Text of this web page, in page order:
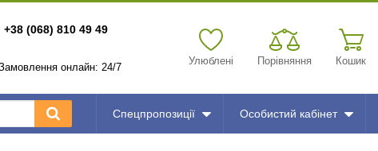
+38 (068) 810 49 49
онлайн: 24/7
Улюблені Порівняння Кошик
Спецпропозиції Особистий кабінет